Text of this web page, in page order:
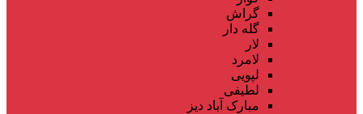
گراش
گله دار
لار
لامرد
لپویی
لطیفی
مبارک آباد دیز